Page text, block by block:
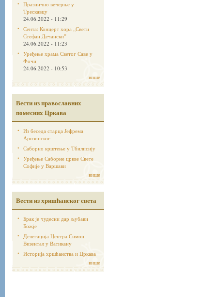
Празнично вечерње у
Трескавцу
24.06.2022 - 11:29
Сента: Концерт хора „Свети
Стефан Дечанскиˮ
24.06.2022 - 11:23
Уређење храма Светог Саве у
Фочи
24.06.2022 - 10:53
више
Вести из православних
помесних Цркава
Из беседа старца Јефрема
Аризонског
Саборно крштење у Тбилисију
Уређење Саборне цркве Свете
Софије у Варшави
више
Вести из хришћанског света
Брак је чудесни дар љубави
Божје
Делегација Центра Симон
Визентал у Ватикану
Историја хршћанства и Цркава
више